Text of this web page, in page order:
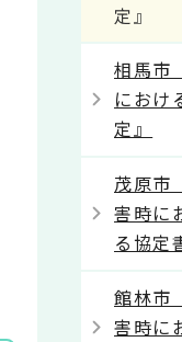
定』
相馬市
におけ
定』
茂原市
害時に
る協定
館林市
害時に